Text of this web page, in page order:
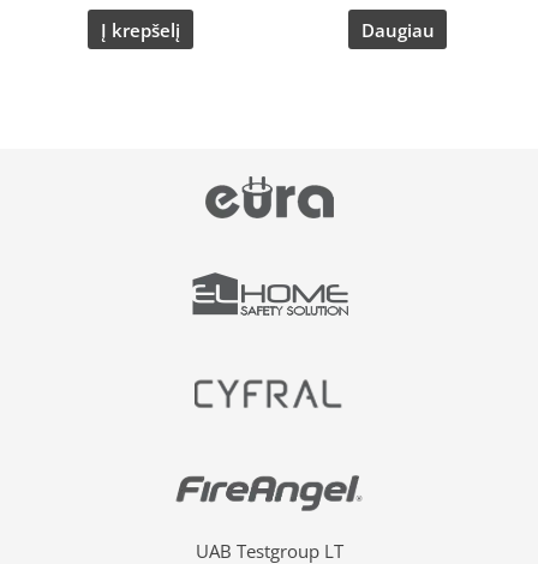
Į krepšelį Daugiau
UAB Testgroup LT